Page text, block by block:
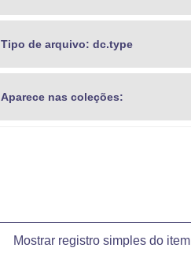
Tipo de arquivo: dc.type
Aparece nas coleções:
Mostrar registro simples do item